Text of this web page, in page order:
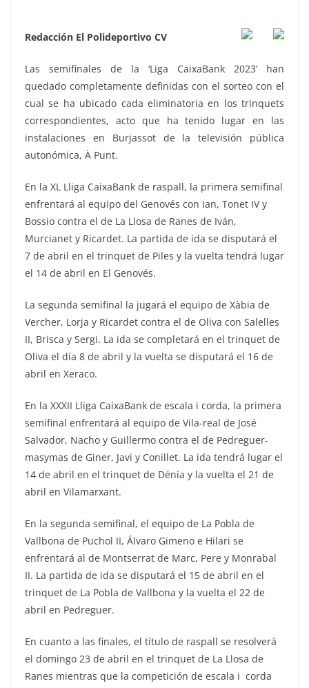
Redacción El Polideportivo CV
Las semifinales de la ‘Liga CaixaBank 2023’ han
quedado completamente definidas con el sorteo con el
cual se ha ubicado cada eliminatoria en los trinquets
correspondientes, acto que ha tenido lugar en las
instalaciones en Burjassot de la televisión pública
autonómica, À Punt.
En la XL Lliga CaixaBank de raspall, la primera semifinal
enfrentará al equipo del Genovés con Ian, Tonet IV y
Bossio contra el de La Llosa de Ranes de Iván,
Murcianet y Ricardet. La partida de ida se disputará el
7 de abril en el trinquet de Piles y la vuelta tendrá lugar
el 14 de abril en El Genovés.
La segunda semifinal la jugará el equipo de Xàbia de
Vercher, Lorja y Ricardet contra el de Oliva con Salelles
II, Brisca y Sergi. La ida se completará en el trinquet de
Oliva el día 8 de abril y la vuelta se disputará el 16 de
abril en Xeraco.
En la XXXII Lliga CaixaBank de escala i corda, la primera
semifinal enfrentará al equipo de Vila-real de José
Salvador, Nacho y Guillermo contra el de Pedreguer-
masymas de Giner, Javi y Conillet. La ida tendrá lugar el
14 de abril en el trinquet de Dénia y la vuelta el 21 de
abril en Vilamarxant.
En la segunda semifinal, el equipo de La Pobla de
Vallbona de Puchol II, Álvaro Gimeno e Hilari se
enfrentará al de Montserrat de Marc, Pere y Monrabal
II. La partida de ida se disputará el 15 de abril en el
trinquet de La Pobla de Vallbona y la vuelta el 22 de
abril en Pedreguer.
En cuanto a las finales, el título de raspall se resolverá
el domingo 23 de abril en el trinquet de La Llosa de
Ranes mientras que la competición de escala i corda